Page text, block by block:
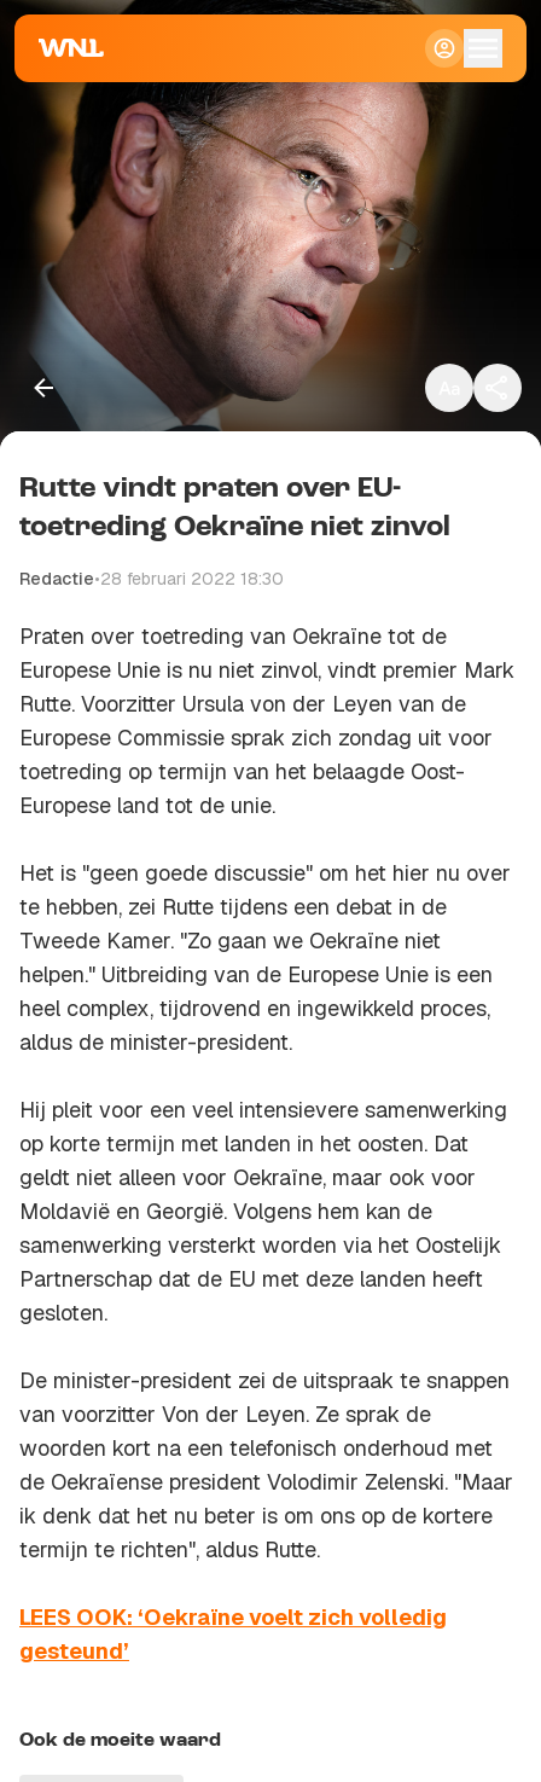
Kopieer link
Rutte vindt praten over EU-
toetreding Oekraïne niet zinvol
Redactie•28 februari 2022 18:30
Praten over toetreding van Oekraïne tot de
Europese Unie is nu niet zinvol, vindt premier Mark
Rutte. Voorzitter Ursula von der Leyen van de
Europese Commissie sprak zich zondag uit voor
toetreding op termijn van het belaagde Oost-
Europese land tot de unie.
Het is "geen goede discussie" om het hier nu over
te hebben, zei Rutte tijdens een debat in de
Tweede Kamer. "Zo gaan we Oekraïne niet
helpen." Uitbreiding van de Europese Unie is een
heel complex, tijdrovend en ingewikkeld proces,
aldus de minister-president.
Hij pleit voor een veel intensievere samenwerking
op korte termijn met landen in het oosten. Dat
geldt niet alleen voor Oekraïne, maar ook voor
Moldavië en Georgië. Volgens hem kan de
samenwerking versterkt worden via het Oostelijk
Partnerschap dat de EU met deze landen heeft
gesloten.
De minister-president zei de uitspraak te snappen
van voorzitter Von der Leyen. Ze sprak de
woorden kort na een telefonisch onderhoud met
de Oekraïense president Volodimir Zelenski. "Maar
ik denk dat het nu beter is om ons op de kortere
termijn te richten", aldus Rutte.
LEES OOK: ‘Oekraïne voelt zich volledig
gesteund’
Ook de moeite waard